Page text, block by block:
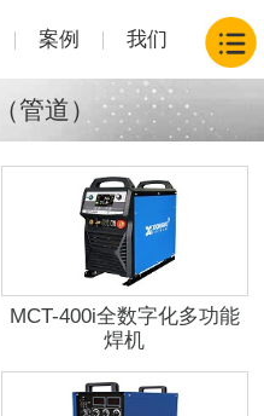
案例 我们
管道）
MCT-400i全数字化多功能
焊机